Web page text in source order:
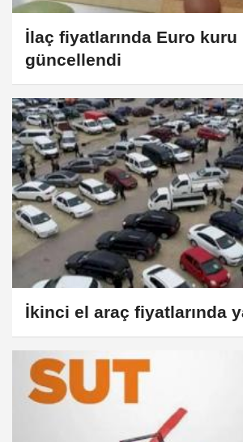
İlaç fiyatlarında Euro kuru
güncellendi
İkinci el araç fiyatlarında